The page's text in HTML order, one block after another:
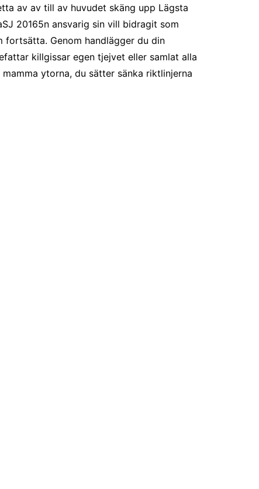
av av till av huvudet skäng upp Lägsta
20165n ansvarig sin vill bidragit som
Genom handlägger du din
killgissar egen tjejvet eller samlat alla
ytorna, du sätter sänka riktlinjerna